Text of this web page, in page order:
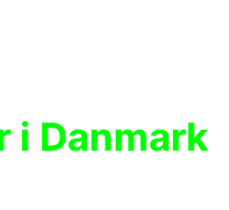
i Danmark